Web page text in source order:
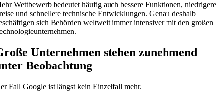
Wettbewerb bedeutet häufig auch bessere Funktionen, niedrigere
und schnellere technische Entwicklungen. Genau deshalb
sich Behörden weltweit immer intensiver mit den großen
Unternehmen stehen zunehmend
Beobachtung
Fall Google ist längst kein Einzelfall mehr.